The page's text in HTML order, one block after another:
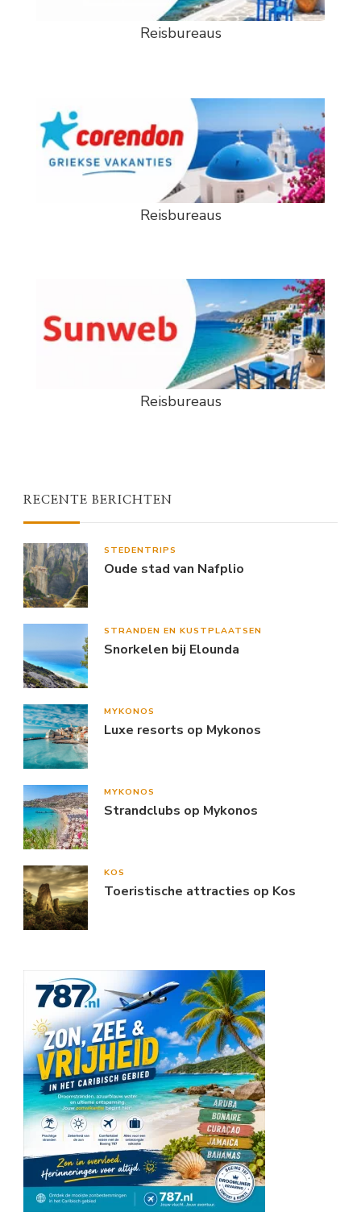
Reisbureaus
Reisbureaus
Reisbureaus
RECENTE BERICHTEN
STEDENTRIPS
Oude stad van Nafplio
STRANDEN EN KUSTPLAATSEN
Snorkelen bij Elounda
MYKONOS
Luxe resorts op Mykonos
MYKONOS
Strandclubs op Mykonos
KOS
Toeristische attracties op Kos